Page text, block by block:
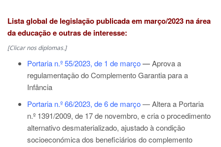
Lista global de legislação publicada em março/2023 na área
da educação e outras de interesse:
[Clicar nos diplomas.]
Portaria n.º 55/2023, de 1 de março—Aprova a
regulamentação do Complemento Garantia para a
Infância
Portaria n.º 66/2023, de 6 de março— Altera a Portaria
n.º 1391/2009, de 17 de novembro, e cria o procedimento
alternativo desmaterializado, ajustado à condição
socioeconómica dos beneficiários do complemento